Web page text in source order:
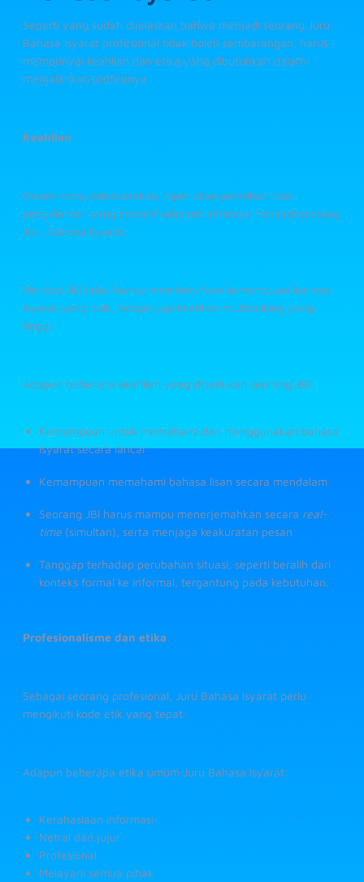
Seperti yang sudah dijelaskan bahwa menjadi seorang Juru
Bahasa Isyarat profesional tidak boleh sembarangan, harus
mempunyai keahlian dan etika yang dibutuhkan dalam
menjalankan profesinya
Keahlian
Dalam menjurubahasakan, diperlukan pelatihan dan
pengalaman yang intensif sebelum akhirnya menjadi seorang
Juru Bahasa Isyarat.
Menjadi JBI tidak hanya membutuhkan kemampuan bahasa
isyarat yang baik, tetapi juga keahlian multitasking yang
tinggi.
Adapun beberapa keahlian yang diperlukan seorang JBI
Kemampuan untuk memahami dan menggunakan bahasa
isyarat secara lancar
Kemampuan memahami bahasa lisan secara mendalam
Seorang JBI harus mampu menerjemahkan secara real-
time (simultan), serta menjaga keakuratan pesan
Tanggap terhadap perubahan situasi, seperti beralih dari
konteks formal ke informal, tergantung pada kebutuhan.
Profesionalisme dan etika
Sebagai seorang profesional, Juru Bahasa Isyarat perlu
mengikuti kode etik yang tepat.
Adapun beberapa etika umum Juru Bahasa Isyarat:
Kerahasiaan informasi
Netral dan jujur
Profesional
Melayani semua pihak